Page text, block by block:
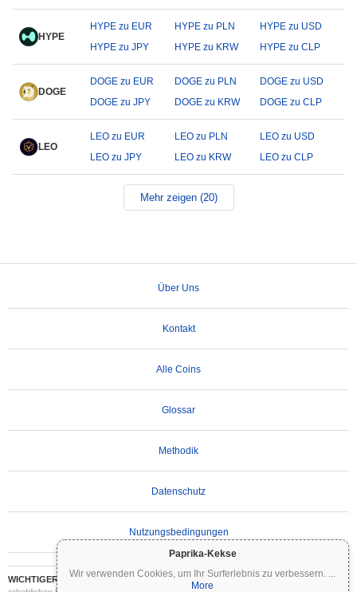
Paprika-Kekse
Wir verwenden Cookies, um Ihr Surferlebnis zu verbessern. ...
More
HYPE
HYPE zu EUR HYPE zu PLN
HYPE zu USD
HYPE zu JPY
HYPE zu KRW HYPE zu CLP
DOGE
DOGE zu EUR DOGE zu PLN
DOGE zu USD
DOGE zu JPY
DOGE zu KRW DOGE zu CLP
LEO
LEO zu EUR LEO zu PLN
LEO zu USD
LEO zu JPY
LEO zu KRW LEO zu CLP
Mehr zeigen (20)
Über Uns
Kontakt
Alle Coins
Glossar
Methodik
Datenschutz
Nutzungsbedingungen
WICHTIGER HAFTUNGSAUSSCHLUSS:Kryptowährungen sind hochvolatil und mit